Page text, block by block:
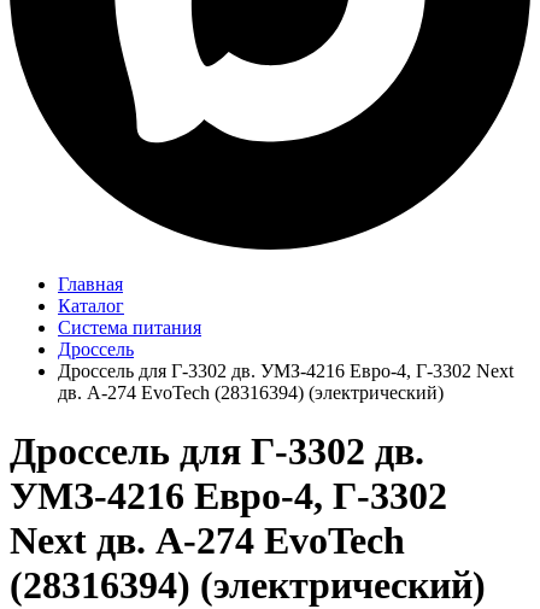
Главная
Каталог
Система питания
Дроссель
Дроссель для Г-3302 дв. УМЗ-4216 Евро-4, Г-3302 Next
дв. А-274 EvoTech (28316394) (электрический)
Дроссель для Г-3302 дв.
УМЗ-4216 Евро-4, Г-3302
Next дв. А-274 EvoTech
(28316394) (электрический)